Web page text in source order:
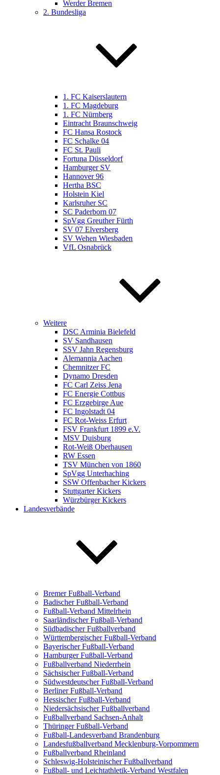
Werder Bremen
2. Bundesliga
1. FC Kaiserslautern
1. FC Magdeburg
1. FC Nürnberg
Eintracht Braunschweig
FC Hansa Rostock
FC Schalke 04
FC St. Pauli
Fortuna Düsseldorf
Hamburger SV
Hannover 96
Hertha BSC
Holstein Kiel
Karlsruher SC
SC Paderborn 07
SpVgg Greuther Fürth
SV 07 Elversberg
SV Wehen Wiesbaden
VfL Osnabrück
Weitere
DSC Arminia Bielefeld
SV Sandhausen
SSV Jahn Regensburg
Alemannia Aachen
Chemnitzer FC
Dynamo Dresden
FC Carl Zeiss Jena
FC Energie Cottbus
FC Erzgebirge Aue
FC Ingolstadt 04
FC Rot-Weiss Erfurt
FSV Frankfurt 1899 e.V.
MSV Duisburg
Rot-Weiß Oberhausen
RW Essen
TSV München von 1860
SpVgg Unterhaching
SSW Offenbacher Kickers
Stuttgarter Kickers
Würzbürger Kickers
Landesverbände
Bremer Fußball-Verband
Badischer Fußball-Verband
Fußball-Verband Mittelrhein
Saarländischer Fußball-Verband
Südbadischer Fußballverband
Württembergischer Fußball-Verband
Bayerischer Fußball-Verband
Hamburger Fußball-Verband
Fußballverband Niederrhein
Sächsischer Fußball-Verband
Südwestdeutscher Fußball-Verband
Berliner Fußball-Verband
Hessischer Fußball-Verband
Niedersächsischer Fußballverband
Fußballverband Sachsen-Anhalt
Thüringer Fußball-Verband
Fußball-Landesverband Brandenburg
Landesfußballverband Mecklenburg-Vorpommern
Fußballverband Rheinland
Schleswig-Holsteinischer Fußballverband
Fußball- und Leichtathletik-Verband Westfalen